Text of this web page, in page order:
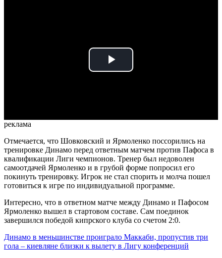
Play
реклама
Отмечается, что Шовковский и Ярмоленко поссорились на
тренировке Динамо перед ответным матчем против Пафоса в
квалификации Лиги чемпионов. Тренер был недоволен
самоотдачей Ярмоленко и в грубой форме попросил его
покинуть тренировку. Игрок не стал спорить и молча пошел
готовиться к игре по индивидуальной программе.
Интересно, что в ответном матче между Динамо и Пафосом
Ярмоленко вышел в стартовом составе. Сам поединок
завершился победой кипрского клуба со счетом 2:0.
Динамо в меньшинстве проиграло Маккаби, пропустив три
гола – киевляне близки к вылету в Лигу конференций